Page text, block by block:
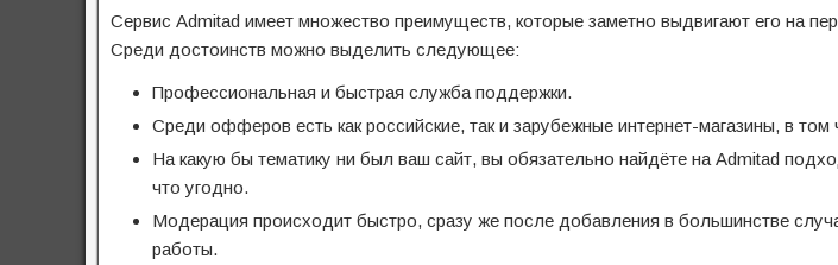
Сервис Admitad имеет множество преимуществ, которые заметно выдвигают его на
Среди достоинств можно выделить следующее:
Профессиональная и быстрая служба поддержки.
Среди офферов есть как российские, так и зарубежные интернет-магазины, в
На какую бы тематику ни был ваш сайт, вы обязательно найдёте на Admitad
что угодно.
Модерация происходит быстро, сразу же после добавления в большинстве
работы.